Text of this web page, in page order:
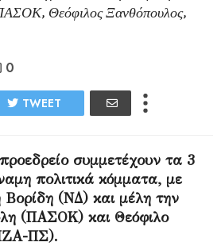
Θεόφιλος Ξανθόπουλος,
0
TWEET
συμμετέχουν τα 3
πολιτικά κόμματα, με
(ΝΔ) και μέλη την
(ΠΑΣΟΚ) και Θεόφιλο
ΠΣ).